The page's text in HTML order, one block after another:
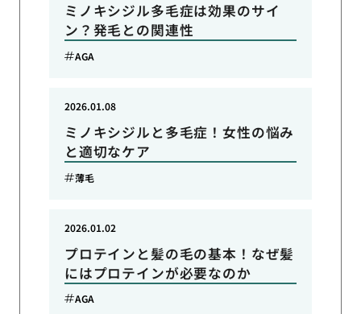
ミノキシジル多毛症は効果のサイ
ン？発毛との関連性
AGA
ミノキシジルと多毛症！女性の悩み
と適切なケア
2026.01.08
薄毛
プロテインと髪の毛の基本！なぜ髪
にはプロテインが必要なのか
2026.01.02
AGA